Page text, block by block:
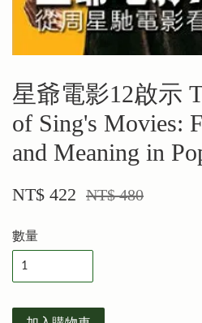
星爺電影12啟示
of Sing's Movies:
and Meaning in
NT$ 422 NT$ 480
數量